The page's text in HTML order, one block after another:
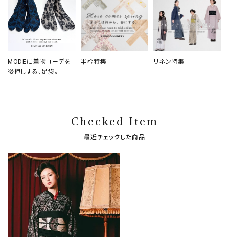
MODEに着物コーデを
後押しする、足袋。
半衿特集 リネン特集
Checked Item
最近チェックした商品